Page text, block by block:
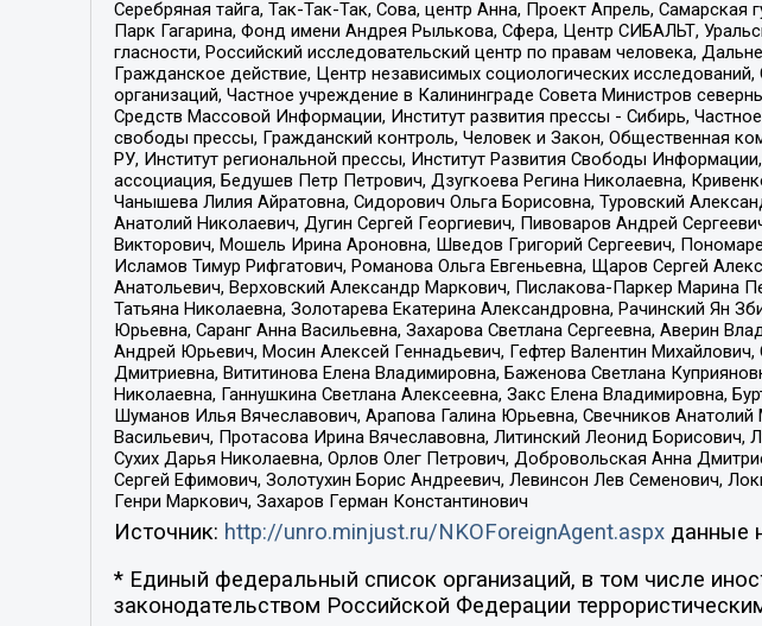
Серебряная тайга, Так-Так-Так, Сова, центр Анна, Проект Апрель,
Парк Гагарина, Фонд имени Андрея Рылькова, Сфера, Центр СИБАЛЬТ,
гласности, Российский исследовательский центр по правам человека,
Гражданское действие, Центр независимых социологических
организаций, Частное учреждение в Калининграде Совета Министров
Средств Массовой Информации, Институт развития прессы - Сибирь,
свободы прессы, Гражданский контроль, Человек и Закон, Общественная
РУ, Институт региональной прессы, Институт Развития Свободы
ассоциация, Бедушев Петр Петрович, Дзугкоева Регина Николаевна,
Чанышева Лилия Айратовна, Сидорович Ольга Борисовна, Туровский
Анатолий Николаевич, Дугин Сергей Георгиевич, Пивоваров Андрей
Викторович, Мошель Ирина Ароновна, Шведов Григорий Сергеевич,
Исламов Тимур Рифгатович, Романова Ольга Евгеньевна, Щаров Сергей
Анатольевич, Верховский Александр Маркович, Пислакова-Паркер Марина
Татьяна Николаевна, Золотарева Екатерина Александровна, Рачинский Ян
Юрьевна, Саранг Анна Васильевна, Захарова Светлана Сергеевна, Аверин
Андрей Юрьевич, Мосин Алексей Геннадьевич, Гефтер Валентин
Дмитриевна, Вититинова Елена Владимировна, Баженова Светлана
Николаевна, Ганнушкина Светлана Алексеевна, Закс Елена Владимировна,
Шуманов Илья Вячеславович, Арапова Галина Юрьевна, Свечников
Васильевич, Протасова Ирина Вячеславовна, Литинский Леонид
Сухих Дарья Николаевна, Орлов Олег Петрович, Добровольская Анна
Сергей Ефимович, Золотухин Борис Андреевич, Левинсон Лев Семенович,
Генри Маркович, Захаров Герман Константинович
Источник: http://unro.minjust.ru/NKOForeignAgent.aspxданные
* Единый федеральный список организаций, в том числе
законодательством Российской Федерации